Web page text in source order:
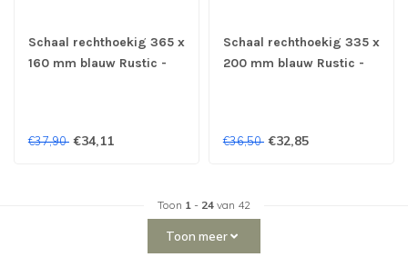
Schaal rechthoekig 365 x
160 mm blauw Rustic -
€37,90 €34,11
Schaal rechthoekig 335 x
200 mm blauw Rustic -
€36,50 €32,85
Toon 1 - 24 van 42
Toon meer